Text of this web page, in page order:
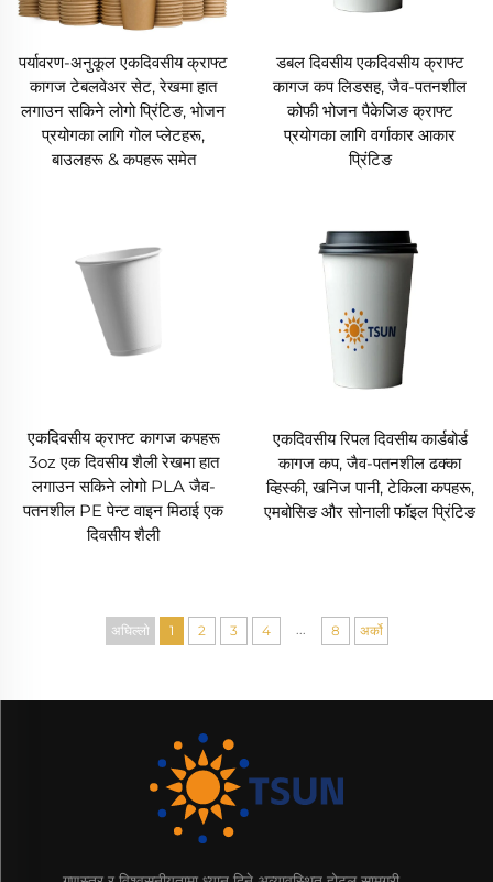
पर्यावरण-अनुकूल एकदिवसीय क्राफ्ट
कागज टेबलवेअर सेट, रेखमा हात
लगाउन सकिने लोगो प्रिंटिङ, भोजन
प्रयोगका लागि गोल प्लेटहरू,
बाउलहरू & कपहरू समेत
डबल दिवसीय एकदिवसीय क्राफ्ट
कागज कप लिडसह, जैव-पतनशील
कोफी भोजन पैकेजिङ क्राफ्ट
प्रयोगका लागि वर्गाकार आकार
प्रिंटिङ
एकदिवसीय क्राफ्ट कागज कपहरू
3oz एक दिवसीय शैली रेखमा हात
लगाउन सकिने लोगो PLA जैव-
पतनशील PE पेन्ट वाइन मिठाई एक
दिवसीय शैली
एकदिवसीय रिपल दिवसीय कार्डबोर्ड
कागज कप, जैव-पतनशील ढक्का
व्हिस्की, खनिज पानी, टेकिला कपहरू,
एमबोसिङ और सोनाली फॉइल प्रिंटिङ
अघिल्लो 1 2 3 4 8 अर्को